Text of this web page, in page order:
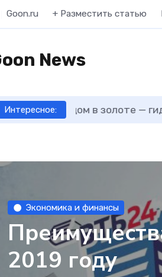
Goon.ru + Разместить статью
News
Интересное: Как отличить
Экономика и финансы
2019 году